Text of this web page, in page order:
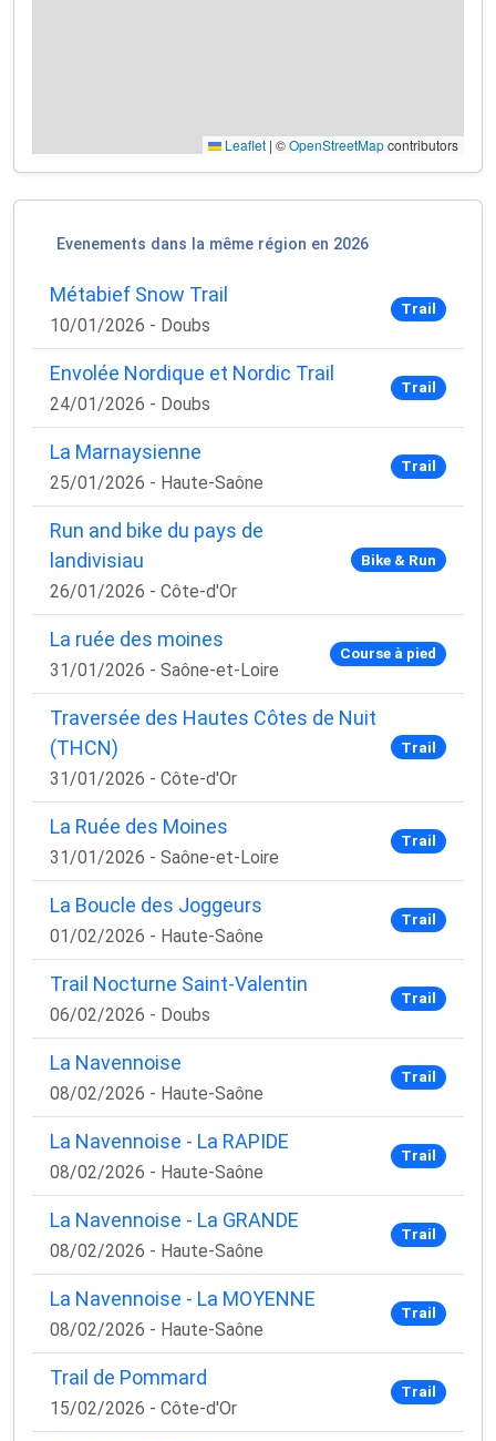
Leaflet | ©OpenStreetMapcontributors
Evenements dans la même région en 2026
Métabief Snow Trail
10/01/2026 - Doubs
Trail
Envolée Nordique et Nordic Trail
24/01/2026 - Doubs
Trail
La Marnaysienne
25/01/2026 - Haute-Saône
Trail
Run and bike du pays de
landivisiau
26/01/2026 - Côte-d'Or
Bike & Run
La ruée des moines
31/01/2026 - Saône-et-Loire
Course à pied
Traversée des Hautes Côtes de Nuit
(THCN)
31/01/2026 - Côte-d'Or
Trail
La Ruée des Moines
31/01/2026 - Saône-et-Loire
Trail
La Boucle des Joggeurs
01/02/2026 - Haute-Saône
Trail
Trail Nocturne Saint-Valentin
06/02/2026 - Doubs
Trail
La Navennoise
08/02/2026 - Haute-Saône
Trail
La Navennoise - La RAPIDE
08/02/2026 - Haute-Saône
Trail
La Navennoise - La GRANDE
08/02/2026 - Haute-Saône
Trail
La Navennoise - La MOYENNE
08/02/2026 - Haute-Saône
Trail
Trail de Pommard
15/02/2026 - Côte-d'Or
Trail